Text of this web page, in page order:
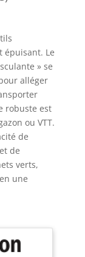
épuisant. Le
» se
alléger
robuste est
ou VTT.
de
de
verts,
une